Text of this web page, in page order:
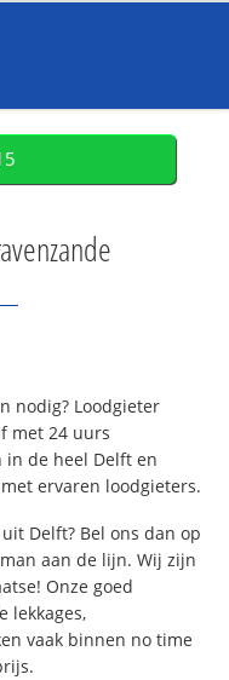
nodig? Loodgieter
met 24 uurs
in de heel Delft en
ervaren loodgieters.
Delft? Bel ons dan op
aan de lijn. Wij zijn
Onze goed
lekkages,
vaak binnen no time